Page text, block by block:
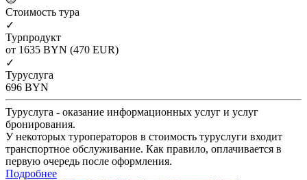
Cтоимость тура
✓
Турпродукт
от 1635 BYN (470 EUR)
✓
Туруслуга
696 BYN
Туруслуга - оказание информационных услуг и услуг
бронирования.
У некоторых туроператоров в стоимость туруслуги входит
транспортное обслуживание. Как правило, оплачивается в
первую очередь после оформления.
Подробнее